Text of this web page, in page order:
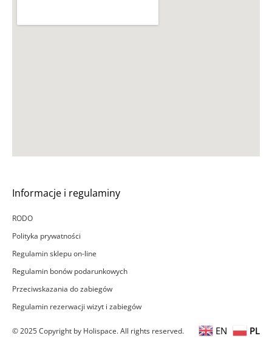
Informacje i regulaminy
RODO
Polityka prywatności
Regulamin sklepu on-line
Regulamin bonów podarunkowych
Przeciwskazania do zabiegów
Regulamin rezerwacji wizyt i zabiegów
© 2025 Copyright by Holispace. All rights reserved. EN PL